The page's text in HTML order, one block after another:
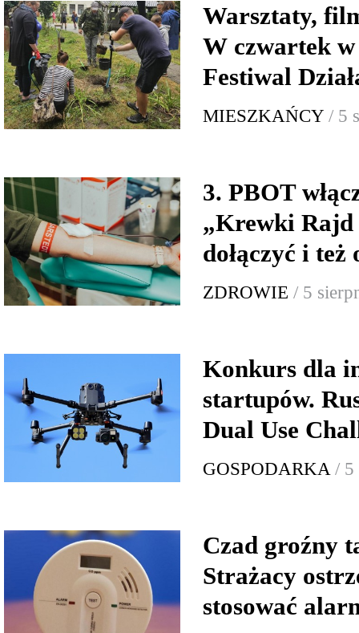
Warsztaty,
W czwartek
Festiwal
MIESZKAŃCY / 5
3. PBOT
„Krewki Rajd
dołączyć i też
ZDROWIE / 5
Konkurs dla
startupów.
Dual Use
GOSPODARKA / 5
Czad groźny
Strażacy
stosować